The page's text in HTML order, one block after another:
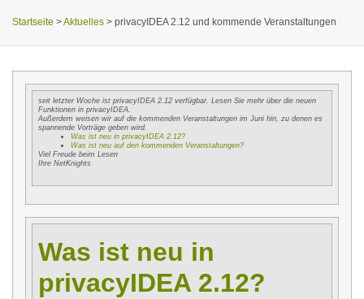
Startseite >Aktuelles > privacyIDEA 2.12 und kommende Veranstaltungen
seit letzter Woche ist privacyIDEA 2.12 verfügbar. Lesen Sie mehr über die neuen
Funktionen in privacyIDEA.
Außerdem weisen wir auf die kommenden Veranstaltungen im Juni hin, zu denen es
spannende Vorträge geben wird.
Was ist neu in privacyIDEA 2.12?
Was ist neu auf den kommenden Veranstaltungen?
Viel Freude beim Lesen
Ihre NetKnights
Was ist neu in
privacyIDEA 2.12?